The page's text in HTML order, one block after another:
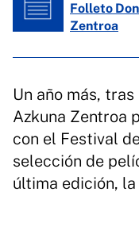
Folleto
Zentroa
Un año más,
Azkuna Zentroa
con el Festival
selección de
última edición, la